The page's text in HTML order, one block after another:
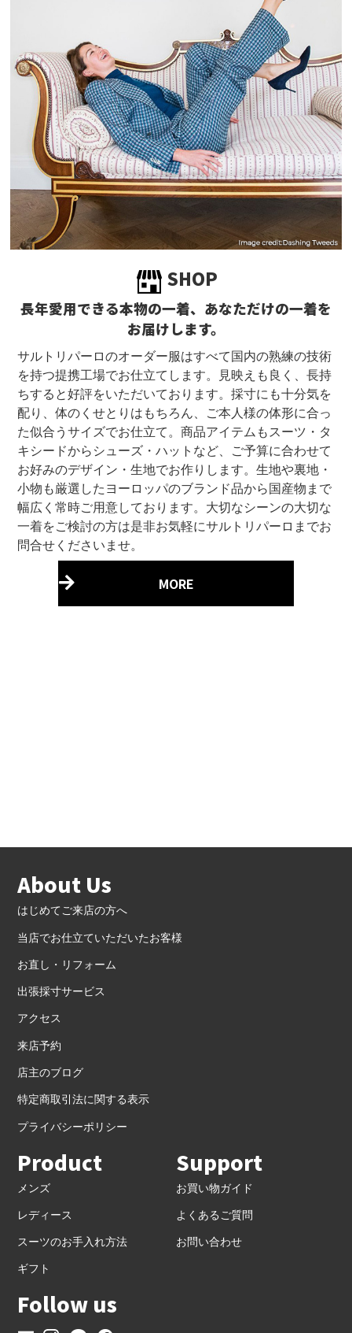
SHOP
長年愛用できる本物の一着、あなただけの一着を
お届けします。
サルトリパーロのオーダー服はすべて国内の熟練の技術
を持つ提携工場でお仕立てします。見映えも良く、長持
ちすると好評をいただいております。採寸にも十分気を
配り、体のくせとりはもちろん、ご本人様の体形に合っ
た似合うサイズでお仕立て。商品アイテムもスーツ・タ
キシードからシューズ・ハットなど、ご予算に合わせて
お好みのデザイン・生地でお作りします。生地や裏地・
小物も厳選したヨーロッパのブランド品から国産物まで
幅広く常時ご用意しております。大切なシーンの大切な
一着をご検討の方は是非お気軽にサルトリパーロまでお
問合せくださいませ。
MORE
About Us
はじめてご来店の方へ
当店でお仕立ていただいたお客様
お直し・リフォーム
出張採寸サービス
アクセス
来店予約
店主のブログ
特定商取引法に関する表示
プライバシーポリシー
Product
メンズ
レディース
スーツのお手入れ方法
ギフト
Support
お買い物ガイド
よくあるご質問
お問い合わせ
Follow us